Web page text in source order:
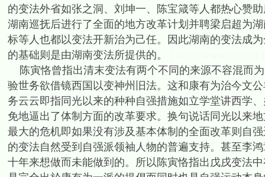
的变法外省如张之洞、刘坤一、陈宝箴等人都热心赞
湖南巡抚后进行了全面的地方改革计划并聘梁启超为
标等人也都以变法开新治为己任。因此湖南的变法成
的基础则是由湖南变法所提供的。
陈寅恪曾指出清末变法有两个不同的来源不容混而
验世务欲借镜西国以变神州旧法。这和康有为治今文
务云云即指同光以来的种种自强措施如立学堂讲西学
免地逼出了体制方面的改革要求。换句说话同光以来
最大的危机即如果没有涉及基本体制的全面改革则自
的变法自然受到自强派领袖人物的普遍支持。甚至李
十年来想做而未能做到的。所以陈寅恪指出戊戌变法